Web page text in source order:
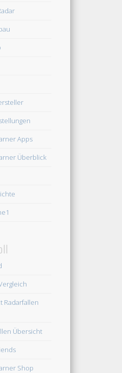
Apps
Überblick
Radarfallen
Übersicht
Shop